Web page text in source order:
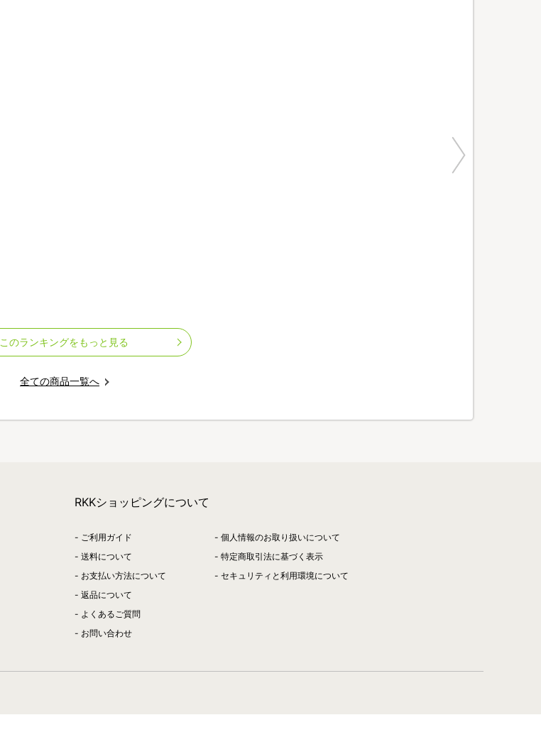
このランキングをもっと見る
全ての商品一覧へ
RKKショッピングについて
ご利用ガイド
送料について
お支払い方法について
返品について
よくあるご質問
お問い合わせ
個人情報のお取り扱いについて
特定商取引法に基づく表示
セキュリティと利用環境について